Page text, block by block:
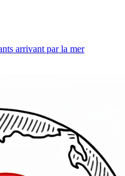
arrivant par la mer